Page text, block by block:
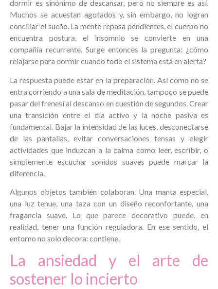
dormir es sinónimo de descansar, pero no siempre es así.
Muchos se acuestan agotados y, sin embargo, no logran
conciliar el sueño. La mente repasa pendientes, el cuerpo no
encuentra postura, el insomnio se convierte en una
compañía recurrente. Surge entonces la pregunta: ¿cómo
relajarse para dormir cuando todo el sistema está en alerta?
La respuesta puede estar en la preparación. Así como no se
entra corriendo a una sala de meditación, tampoco se puede
pasar del frenesí al descanso en cuestión de segundos. Crear
una transición entre el día activo y la noche pasiva es
fundamental. Bajar la intensidad de las luces, desconectarse
de las pantallas, evitar conversaciones tensas y elegir
actividades que induzcan a la calma como leer, escribir, o
simplemente escuchar sonidos suaves puede marcar la
diferencia.
Algunos objetos también colaboran. Una manta especial,
una luz tenue, una taza con un diseño reconfortante, una
fragancia suave. Lo que parece decorativo puede, en
realidad, tener una función reguladora. En ese sentido, el
entorno no solo decora: contiene.
La ansiedad y el arte de
sostener lo incierto